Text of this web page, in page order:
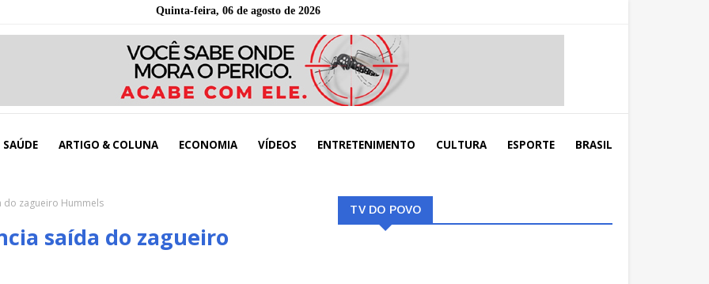
Quinta-feira, 06 de agosto de 2026
SAÚDE ARTIGO & COLUNA ECONOMIA VÍDEOS ENTRETENIMENTO CULTURA ESPORTE BRASIL
do zagueiro Hummels
saída do zagueiro
TV DO POVO